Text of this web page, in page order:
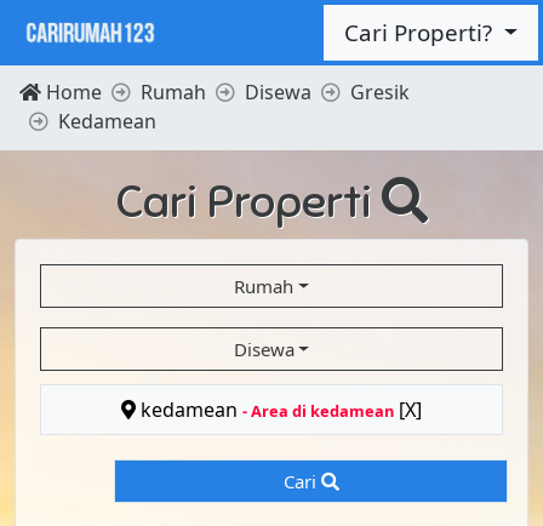
Cari Properti?
Home Rumah Disewa
Gresik
Kedamean
Cari Properti
Rumah
Disewa
kedamean - Area di kedamean [X]
Cari